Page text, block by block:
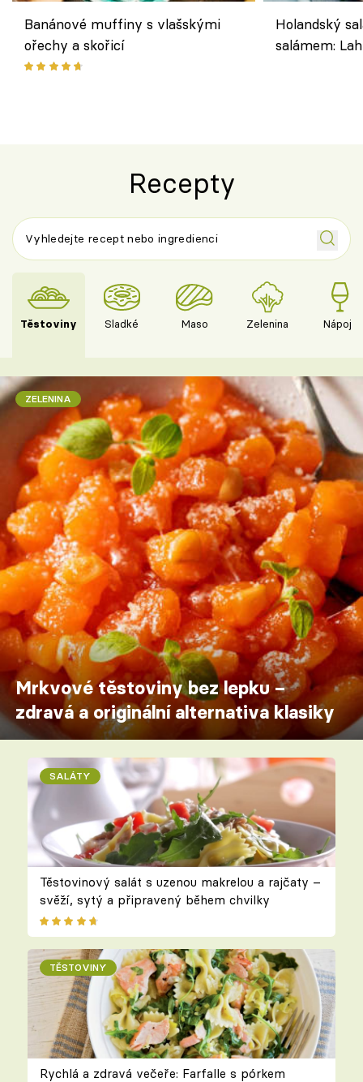
Banánové muffiny s vlašskými
ořechy a skořicí
Holandský
salámem:
Recepty
Těstoviny Sladké Maso Zelenina Nápoje
ZELENINA
Mrkvové těstoviny bez lepku –
zdravá a originální alternativa klasiky
SALÁTY
Těstovinový salát s uzenou makrelou a rajčaty –
svěží, sytý a připravený během chvilky
TĚSTOVINY
Rychlá a zdravá večeře: Farfalle s pórkem